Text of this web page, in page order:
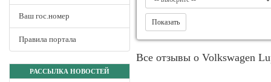
Ваш гос.номер
Правила портала
РАССЫЛКА НОВОСТЕЙ
Показать
Все отзывы о Volkswagen